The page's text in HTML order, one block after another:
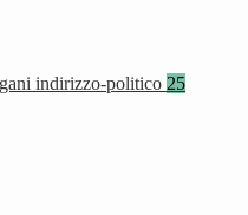
indirizzo-politico 25